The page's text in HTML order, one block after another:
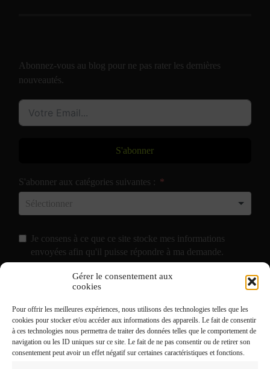
Gérer le consentement aux
cookies
Pour offrir les meilleures expériences, nous utilisons des technologies telles que les
cookies pour stocker et/ou accéder aux informations des appareils. Le fait de consentir
à ces technologies nous permettra de traiter des données telles que le comportement de
navigation ou les ID uniques sur ce site. Le fait de ne pas consentir ou de retirer son
consentement peut avoir un effet négatif sur certaines caractéristiques et fonctions.
Abonnez-vous au blog pour ne pas rater les dernières
nouveautés.
S'abonner
S'abonner aux catégories suivantes :
Je consens à ce que ce site stocke mes informations
envoyées afin qu'il puisse répondre à ma demande.
J'accepte de recevoir vos e-mails et confirme avoir pris
Mentions Légales.